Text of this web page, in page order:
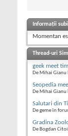
Informații
Momentan
Thread-uri
geek meet
De Mihai
Seopedia
De Mihai
Salutari din
De geme în
Gradina
De Bogdan